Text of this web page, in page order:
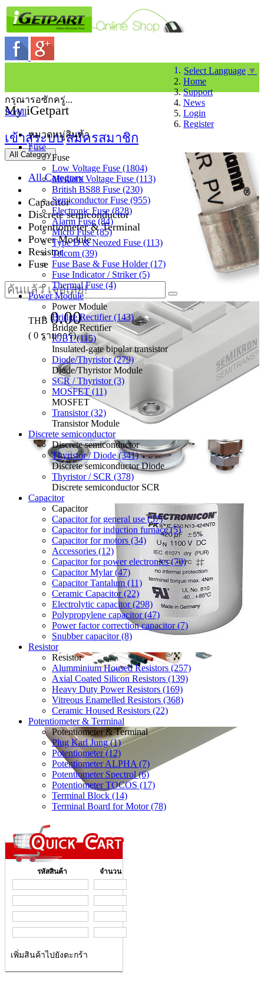
Select Language ▼
Home
Support
News
Login
Register
My iGetpart
เข้าสู่ระบบสมัครสมาชิก
All Category
All Category
Capacitor
Discrete semiconductor
Potentiometer & Terminal
Power Module
Resistor
Fuse
THB 0.00
( 0 รายการ)
กรุณารอซักครู่...
Scroll
หมวดหมู่สินค้า
Fuse
Fuse
Low Voltage Fuse (1804)
Medium Voltage Fuse (113)
British BS88 Fuse (230)
Semiconductor Fuse (955)
Electronic Fuse (828)
Alarm Fuse (84)
Micro Fuse (85)
Type D & Neozed Fuse (113)
Telcom (39)
Fuse Base & Fuse Holder (17)
Fuse Indicator / Striker (5)
Thermal Fuse (4)
Power Module
Power Module
Bridge Rectifier (143)
Bridge Rectifier
IGBT (115)
Insulated-gate bipolar transistor
Diode/Thyristor (279)
Diode/Thyristor Module
SCR / Thyristor (3)
MOSFET (11)
MOSFET
Transistor (32)
Transistor Module
Discrete semiconductor
Discrete semiconductor
Thyristor / Diode (341)
Discrete semiconductor Diode
Thyristor / SCR (378)
Discrete semiconductor SCR
Capacitor
Capacitor
Capacitor for general use (57)
Capacitor for induction furnace (5)
Capacitor for motors (34)
Accessories (12)
Capacitor for power electronics (70)
Capacitor Mylar (47)
Capacitor Tantalum (11)
Ceramic Capacitor (22)
Electrolytic capacitor (298)
Polypropylene capacitor (47)
Power factor correction capacitor (7)
Snubber capacitor (8)
Resistor
Resistor
Alumminium Housed Resistors (257)
Axial Coated Silicon Resistors (139)
Heavy Duty Power Resistors (169)
Vitreous Enamelled Resistors (368)
Ceramic Housed Resistors (22)
Potentiometer & Terminal
Potentiometer & Terminal
Plug Karl Jung (1)
Potentiometer (12)
Potentiometer ALPHA (7)
Potentiometer Spectrol (6)
Potentiometer TOCOS (17)
Terminal Block (14)
Terminal Board for Motor (78)
รหัสสินค้า จำนวน
เพิ่มสินค้าไปยังตะกร้า